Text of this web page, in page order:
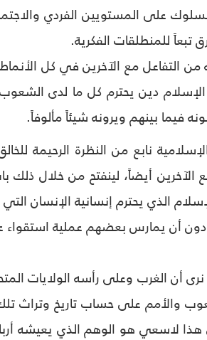
السلوك على المستويين الفردي
للمنطلقات الفكرية.
التفاعل مع الآخرين في كل
دين يحترم كل ما لدى
فيما بينهم ويرونه شيئاً مألوفاً.
نابع من النظرة الرحيمة
أيضاً، لينفتح من خلال ذلك
الذي يحترم إنسانية الإنسان
أن يمارس بعضهم عملية استقواء
الغرب وعلى رأسه الولايات المتحدة
والأمم على حساب تاريخ وتراث
هذا لاسعي هو الوهم الذي يعيشه